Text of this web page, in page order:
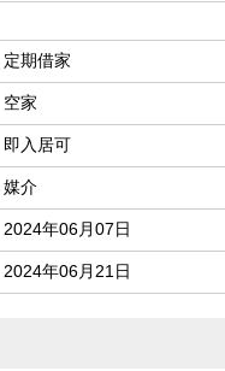
定期借家
空家
即入居可
媒介
2024年06月07日
2024年06月21日